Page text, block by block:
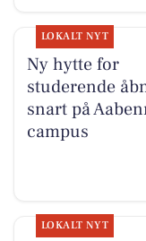
LOKALT NYT
Ny hytte for
studerende
snart på
campus
LOKALT NYT